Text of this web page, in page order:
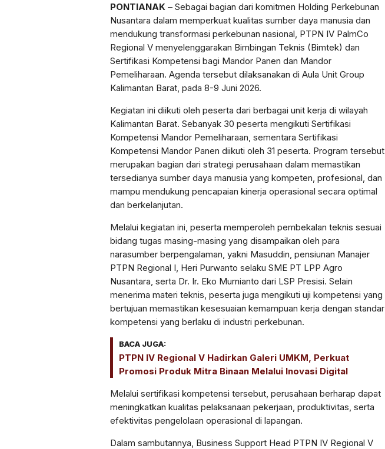
PONTIANAK – Sebagai bagian dari komitmen Holding Perkebunan
Nusantara dalam memperkuat kualitas sumber daya manusia dan
mendukung transformasi perkebunan nasional, PTPN IV PalmCo
Regional V menyelenggarakan Bimbingan Teknis (Bimtek) dan
Sertifikasi Kompetensi bagi Mandor Panen dan Mandor
Pemeliharaan. Agenda tersebut dilaksanakan di Aula Unit Group
Kalimantan Barat, pada 8-9 Juni 2026.
Kegiatan ini diikuti oleh peserta dari berbagai unit kerja di wilayah
Kalimantan Barat. Sebanyak 30 peserta mengikuti Sertifikasi
Kompetensi Mandor Pemeliharaan, sementara Sertifikasi
Kompetensi Mandor Panen diikuti oleh 31 peserta. Program tersebut
merupakan bagian dari strategi perusahaan dalam memastikan
tersedianya sumber daya manusia yang kompeten, profesional, dan
mampu mendukung pencapaian kinerja operasional secara optimal
dan berkelanjutan.
Melalui kegiatan ini, peserta memperoleh pembekalan teknis sesuai
bidang tugas masing-masing yang disampaikan oleh para
narasumber berpengalaman, yakni Masuddin, pensiunan Manajer
PTPN Regional I, Heri Purwanto selaku SME PT LPP Agro
Nusantara, serta Dr. Ir. Eko Murnianto dari LSP Presisi. Selain
menerima materi teknis, peserta juga mengikuti uji kompetensi yang
bertujuan memastikan kesesuaian kemampuan kerja dengan standar
kompetensi yang berlaku di industri perkebunan.
BACA JUGA:
PTPN IV Regional V Hadirkan Galeri UMKM, Perkuat
Promosi Produk Mitra Binaan Melalui Inovasi Digital
Melalui sertifikasi kompetensi tersebut, perusahaan berharap dapat
meningkatkan kualitas pelaksanaan pekerjaan, produktivitas, serta
efektivitas pengelolaan operasional di lapangan.
Dalam sambutannya, Business Support Head PTPN IV Regional V